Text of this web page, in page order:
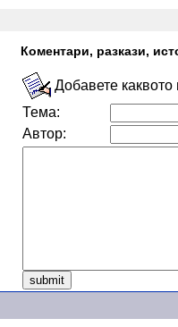
Коментари, разкази,
Добавете
Тема:
Автор: